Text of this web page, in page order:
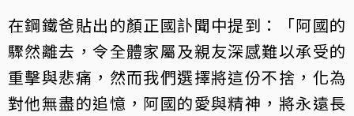
在鋼鐵爸貼出的顏正國訃聞中提到：「阿國的
驟然離去，令全體家屬及親友深感難以承受的
重擊與悲痛，然而我們選擇將這份不捨，化為
對他無盡的追憶，阿國的愛與精神，將永遠長